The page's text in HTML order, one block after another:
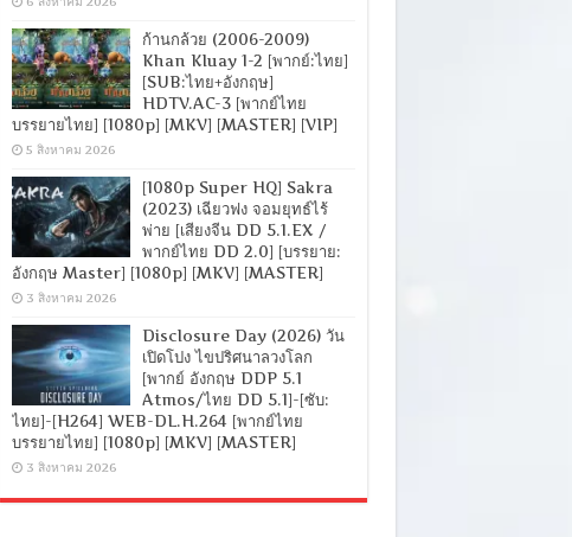
ก้านกล้วย (2006-2009)
Khan Kluay 1-2 [พากย์:ไทย]
[SUB:ไทย+อังกฤษ]
HDTV.AC-3 [พากย์ไทย
บรรยายไทย] [1080p] [MKV] [MASTER] [VIP]
5 สิงหาคม 2026
[1080p Super HQ] Sakra
(2023) เฉียวฟง จอมยุทธ์ไร้
พ่าย [เสียงจีน DD 5.1.EX /
พากย์ไทย DD 2.0] [บรรยาย:
อังกฤษ Master] [1080p] [MKV] [MASTER]
3 สิงหาคม 2026
Disclosure Day (2026) วัน
เปิดโปง ไขปริศนาลวงโลก
[พากย์ อังกฤษ DDP 5.1
Atmos/ไทย DD 5.1]-[ซับ:
ไทย]-[H264] WEB-DL.H.264 [พากย์ไทย
บรรยายไทย] [1080p] [MKV] [MASTER]
3 สิงหาคม 2026